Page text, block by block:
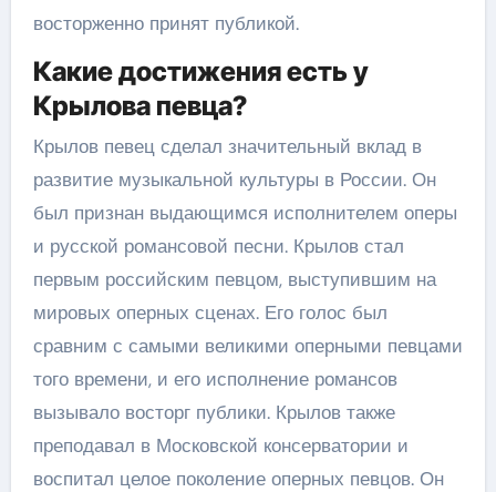
восторженно принят публикой.
Какие достижения есть у
Крылова певца?
Крылов певец сделал значительный вклад в
развитие музыкальной культуры в России. Он
был признан выдающимся исполнителем оперы
и русской романсовой песни. Крылов стал
первым российским певцом, выступившим на
мировых оперных сценах. Его голос был
сравним с самыми великими оперными певцами
того времени, и его исполнение романсов
вызывало восторг публики. Крылов также
преподавал в Московской консерватории и
воспитал целое поколение оперных певцов. Он